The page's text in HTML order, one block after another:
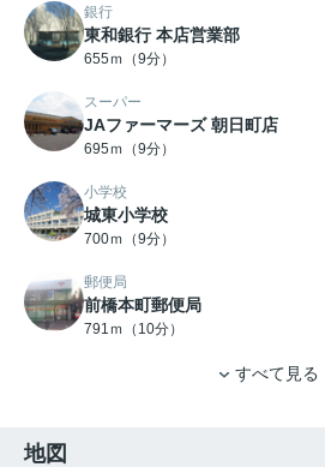
銀行
東和銀行 本店営業部
655ｍ（9分）
スーパー
JAファーマーズ 朝日町店
695ｍ（9分）
小学校
城東小学校
700ｍ（9分）
郵便局
前橋本町郵便局
791ｍ（10分）
すべて見る
地図